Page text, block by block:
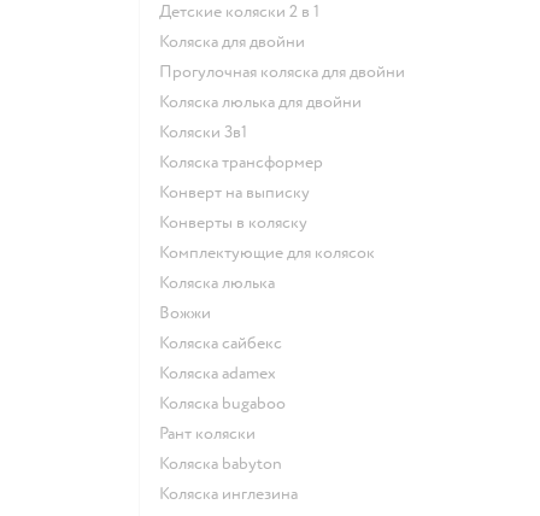
Детские коляски 2 в 1
Коляска для двойни
Прогулочная коляска для двойни
Коляска люлька для двойни
Коляски 3в1
Коляска трансформер
Конверт на выписку
Конверты в коляску
Комплектующие для колясок
Коляска люлька
Вожжи
Коляска сайбекс
Коляска adamex
Коляска bugaboo
Рант коляски
Коляска babyton
Коляска инглезина